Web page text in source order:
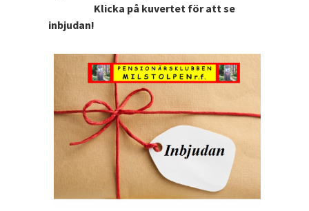
Klicka på kuvertet för att se
inbjudan!